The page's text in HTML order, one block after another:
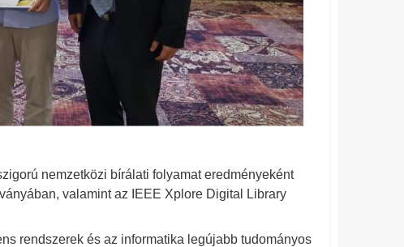
nemzetközi bírálati folyamat eredményeként
valamint az IEEE Xplore Digital Library
rendszerek és az informatika legújabb tudományos